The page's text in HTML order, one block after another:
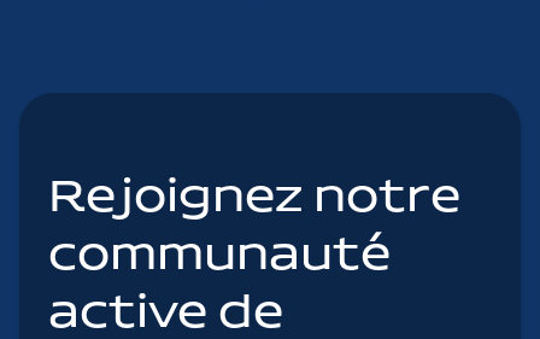
Rejoignez notre
communauté
active de